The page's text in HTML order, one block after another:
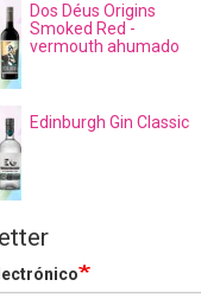
Dos Déus Origins
Smoked Red -
vermouth ahumado
Edinburgh Gin Classic